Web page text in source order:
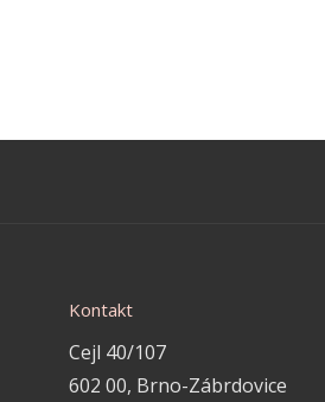
Kontakt
Cejl 40/107
602 00, Brno-Zábrdovice